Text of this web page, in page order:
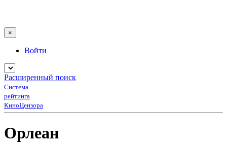
×
Войти
Расширенный поиск
Система
рейтинга
КиноЦензора
Орлеан